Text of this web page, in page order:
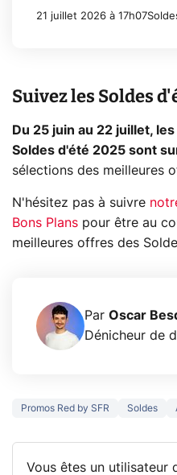
21 juillet 2026 à 17h07
Suivez les Soldes
Du 25 juin au 22 juillet,
Soldes d'été 2025 sont
sélections des meilleures
N'hésitez pas à suivre
Bons Plans pour être au
meilleures offres des
Par Oscar
Dénicheur de
Promos Red by SFR Soldes
Vous êtes un utilisateur